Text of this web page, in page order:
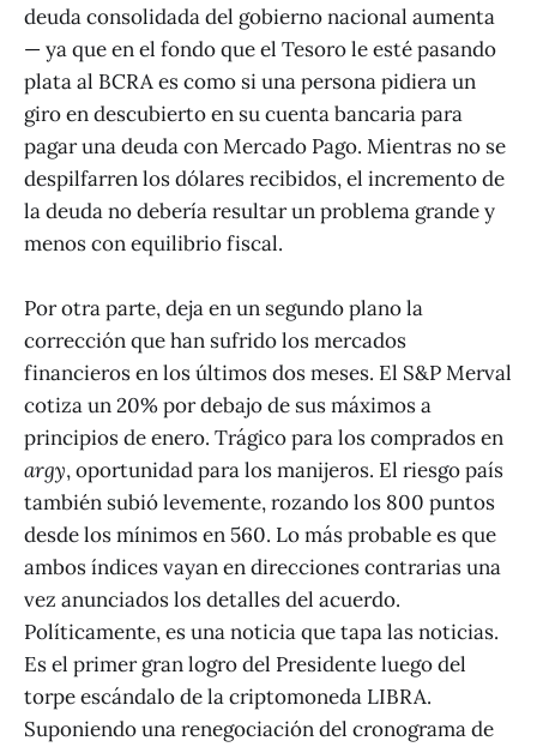
deuda consolidada del gobierno nacional aumenta
— ya que en el fondo que el Tesoro le esté pasando
plata al BCRA es como si una persona pidiera un
giro en descubierto en su cuenta bancaria para
pagar una deuda con Mercado Pago. Mientras no se
despilfarren los dólares recibidos, el incremento de
la deuda no debería resultar un problema grande y
menos con equilibrio fiscal.
Por otra parte, deja en un segundo plano la
corrección que han sufrido los mercados
financieros en los últimos dos meses. El S&P Merval
cotiza un 20% por debajo de sus máximos a
principios de enero. Trágico para los comprados en
argy, oportunidad para los manijeros. El riesgo país
también subió levemente, rozando los 800 puntos
desde los mínimos en 560. Lo más probable es que
ambos índices vayan en direcciones contrarias una
vez anunciados los detalles del acuerdo.
Políticamente, es una noticia que tapa las noticias.
Es el primer gran logro del Presidente luego del
torpe escándalo de la criptomoneda LIBRA.
Suponiendo una renegociación del cronograma de